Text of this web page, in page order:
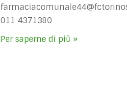
011 4371380
Per saperne di più »